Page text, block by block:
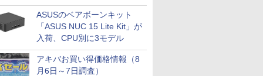
PCセール
ASUSのベアボーンキット
「ASUS NUC 15 Lite Kit」が
入荷、CPU別に3モデル
アキバお買い得価格情報（8
月6日～7日調査）